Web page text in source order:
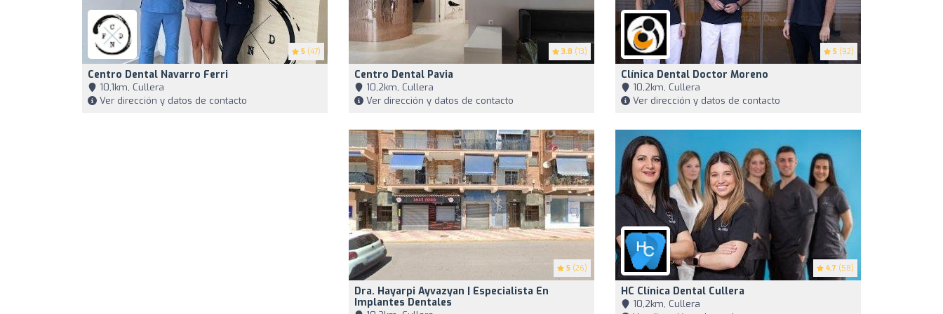
5 (47)
Centro Dental Navarro Ferri
10,1km, Cullera
Ver dirección y datos de contacto
3.8 (13)
Centro Dental Pavia
10,2km, Cullera
Ver dirección y datos de contacto
5 (92)
Clínica Dental Doctor Moreno
10,2km, Cullera
Ver dirección y datos de contacto
5 (26)
Dra. Hayarpi Ayvazyan | Especialista En
Implantes Dentales
4.7 (58)
HC Clínica Dental Cullera
10,2km, Cullera